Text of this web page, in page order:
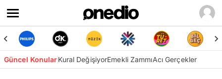
Güncel KonularKural DeğişiyorEmekli ZammıAcı Gerçekler